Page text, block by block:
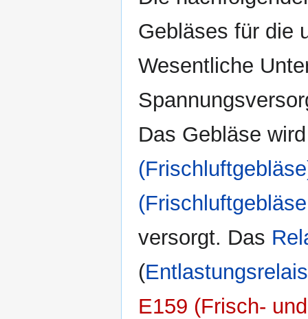
Gebläses für die
Wesentliche
Das Gebläse
versorgt. Das
(Entlastungsrelais
E159 (Frisch-